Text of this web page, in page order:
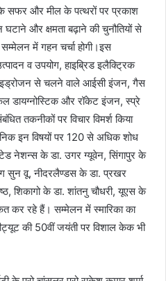
सफर और मील के पत्थरों पर प्रकाश
घटाने और क्षमता बढ़ाने की चुनौतियों से
में गहन चर्चा होगी।इस
व उपयोग, हाइब्रिड इलैक्ट्रिक
से चलने वाले आईसी इंजन, गैस
डायग्नोस्टिक और रॉकेट इंजन, स्प्रे
तकनीकों पर विचार विमर्श किया
इन विषयों पर 120 से अधिक शोध
नेशन्स के डा. उगर ग्यूवेन, सिंगापुर के
सुन वू, नीदरलैण्डस के डा. प्रखर
शिकागो के डा. शांतनु चौधरी, यूएस के
कर रहे हैं। सम्मेलन में स्मारिका का
की 50वीं जयंती पर विशाल केक भी